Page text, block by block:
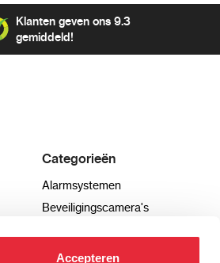
Accepteren
Klanten geven ons 9.3
gemiddeld!
Categorieën
Alarmsystemen
Beveiligingscamera's
Hikvision camera's